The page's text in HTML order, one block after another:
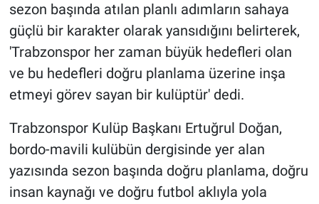
sezon başında atılan planlı adımların sahaya
güçlü bir karakter olarak yansıdığını belirterek,
'Trabzonspor her zaman büyük hedefleri olan
ve bu hedefleri doğru planlama üzerine inşa
etmeyi görev sayan bir kulüptür' dedi.
Trabzonspor Kulüp Başkanı Ertuğrul Doğan,
bordo-mavili kulübün dergisinde yer alan
yazısında sezon başında doğru planlama, doğru
insan kaynağı ve doğru futbol aklıyla yola